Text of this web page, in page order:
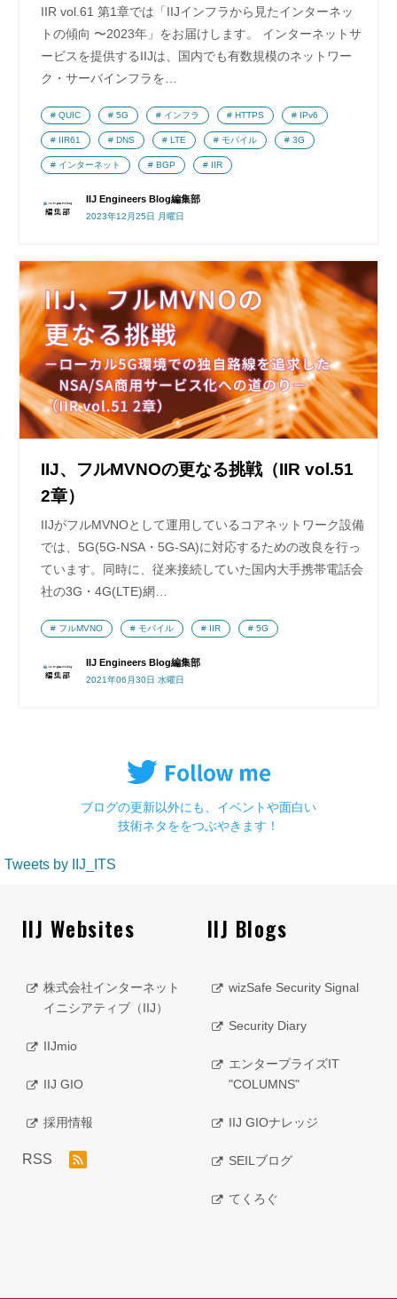
IIR vol.61 第1章では「IIJインフラから見たインターネッ
トの傾向 〜2023年」をお届けします。 インターネットサ
ービスを提供するIIJは、国内でも有数規模のネットワー
ク・サーバインフラを…
IIJ Engineers Blog編集部
2023年12月25日 月曜日
QUIC 5G インフラ HTTPS IPv6
IIR61 DNS LTE モバイル 3G
インターネット BGP IIR
IIJ、フルMVNOの更なる挑戦（IIR vol.51
2章）
IIJがフルMVNOとして運用しているコアネットワーク設備
では、5G(5G-NSA・5G-SA)に対応するための改良を行っ
ています。同時に、従来接続していた国内大手携帯電話会
社の3G・4G(LTE)網…
IIJ Engineers Blog編集部
2021年06月30日 水曜日
フルMVNO モバイル IIR 5G
ブログの更新以外にも、イベントや面白い
技術ネタををつぶやきます！
Tweets by IIJ_ITS
IIJ Websites
株式会社インターネット
イニシアティブ（IIJ）
IIJmio
IIJ GIO
採用情報
RSS
IIJ Blogs
wizSafe Security Signal
Security Diary
エンタープライズIT
"COLUMNS"
IIJ GIOナレッジ
SEILブログ
てくろぐ